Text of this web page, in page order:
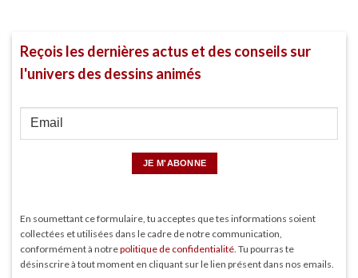
Reçois les dernières actus et des conseils sur
l'univers des dessins animés
En soumettant ce formulaire, tu acceptes que tes informations soient
collectées et utilisées dans le cadre de notre communication,
conformément à notrepolitique de confidentialité . Tu pourras te
désinscrire à tout moment en cliquant sur le lien présent dans nos emails.